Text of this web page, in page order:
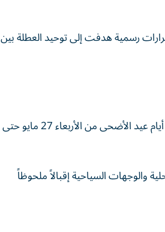
26 مايو 2026 بمناسبة وقفة عرفات، واستمرت حتى الأحد 31 مايو بقرارات رسمية هدفت إلى توحيد العطلة بين
توزعت العطلة الرسمية على ستة أيام متتالية، حيث شمل يوم الثلاثاء وقفة عرفات، بينما امتدت أيام عيد الأضحى من الأربعاء 27 مايو حتى
والوجهات السياحية إقبالاً ملحوظاً